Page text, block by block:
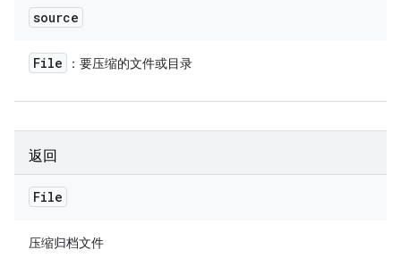
source
File ：要压缩的文件或目录
返回
File
压缩归档文件